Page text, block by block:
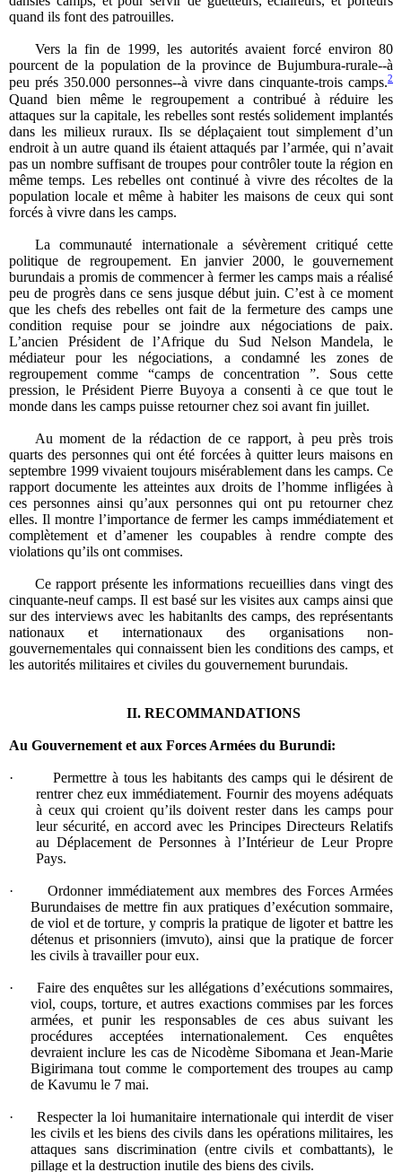
quand ils font des patrouilles.
Vers la fin de 1999, les autorités avaient forcé environ 80
pourcent de la population de la province de Bujumbura-rurale--à
peu prés 350.000 personnes--à vivre dans cinquante-trois camps.2
Quand bien même le regroupement a contribué à réduire les
attaques sur la capitale, les rebelles sont restés solidement implantés
dans les milieux ruraux. Ils se déplaçaient tout simplement d’un
endroit à un autre quand ils étaient attaqués par l’armée, qui n’avait
pas un nombre suffisant de troupes pour contrôler toute la région en
même temps. Les rebelles ont continué à vivre des récoltes de la
population locale et même à habiter les maisons de ceux qui sont
forcés à vivre dans les camps.
La communauté internationale a sévèrement critiqué cette
politique de regroupement. En janvier 2000, le gouvernement
burundais a promis de commencer à fermer les camps mais a réalisé
peu de progrès dans ce sens jusque début juin. C’est à ce moment
que les chefs des rebelles ont fait de la fermeture des camps une
condition requise pour se joindre aux négociations de paix.
L’ancien Président de l’Afrique du Sud Nelson Mandela, le
médiateur pour les négociations, a condamné les zones de
regroupement comme “camps de concentration ”. Sous cette
pression, le Président Pierre Buyoya a consenti à ce que tout le
monde dans les camps puisse retourner chez soi avant fin juillet.
Au moment de la rédaction de ce rapport, à peu près trois
quarts des personnes qui ont été forcées à quitter leurs maisons en
septembre 1999 vivaient toujours misérablement dans les camps. Ce
rapport documente les atteintes aux droits de l’homme infligées à
ces personnes ainsi qu’aux personnes qui ont pu retourner chez
elles. Il montre l’importance de fermer les camps immédiatement et
complètement et d’amener les coupables à rendre compte des
violations qu’ils ont commises.
Ce rapport présente les informations recueillies dans vingt des
cinquante-neuf camps. Il est basé sur les visites aux camps ainsi que
sur des interviews avec les habitanlts des camps, des représentants
nationaux et internationaux des organisations non-
gouvernementales qui connaissent bien les conditions des camps, et
les autorités militaires et civiles du gouvernement burundais.
II. RECOMMANDATIONS
Au Gouvernement et aux Forces Armées du Burundi:
·
Permettre à tous les habitants des camps qui le désirent de
rentrer chez eux immédiatement. Fournir des moyens adéquats
à ceux qui croient qu’ils doivent rester dans les camps pour
leur sécurité, en accord avec les Principes Directeurs Relatifs
au Déplacement de Personnes à l’Intérieur de Leur Propre
Pays.
·
Ordonner immédiatement aux membres des Forces Armées
Burundaises de mettre fin aux pratiques d’exécution sommaire,
de viol et de torture, y compris la pratique de ligoter et battre les
détenus et prisonniers (imvuto), ainsi que la pratique de forcer
les civils à travailler pour eux.
·
Faire des enquêtes sur les allégations d’exécutions sommaires,
viol, coups, torture, et autres exactions commises par les forces
armées, et punir les responsables de ces abus suivant les
procédures acceptées internationalement. Ces enquêtes
devraient inclure les cas de Nicodème Sibomana et Jean-Marie
Bigirimana tout comme le comportement des troupes au camp
de Kavumu le 7 mai.
·
Respecter la loi humanitaire internationale qui interdit de viser
les civils et les biens des civils dans les opérations militaires, les
attaques sans discrimination (entre civils et combattants), le
pillage et la destruction inutile des biens des civils.